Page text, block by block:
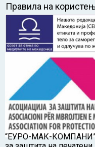
Правила на
“ЕУРО-МАК-КОМПАНИ”